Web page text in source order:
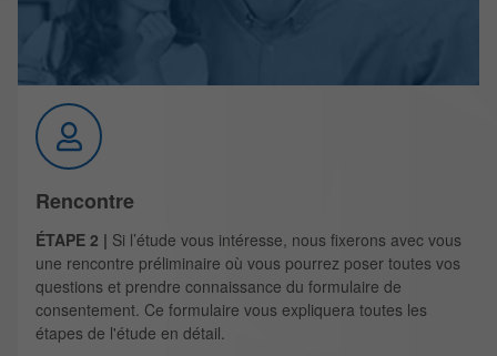
Rencontre
ÉTAPE 2 | Si l’étude vous intéresse, nous fixerons avec vous
une rencontre préliminaire où vous pourrez poser toutes vos
questions et prendre connaissance du formulaire de
consentement. Ce formulaire vous expliquera toutes les
étapes de l'étude en détail.